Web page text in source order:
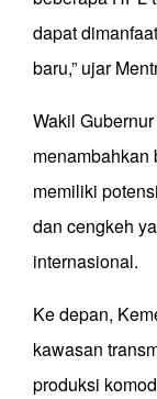
dapat
baru,” ujar
Wakil
memiliki
dan cengkeh
internasional.
Ke depan,
kawasan
produksi